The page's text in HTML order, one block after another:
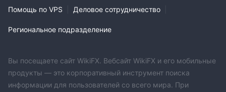
Помощь по VPS Деловое сотрудничество
Региональное подразделение
Вы посещаете сайт WikiFX. Вебсайт WikiFX и его мобильные
продукты — это корпоративный инструмент поиска
информации для пользователей со всего мира. При